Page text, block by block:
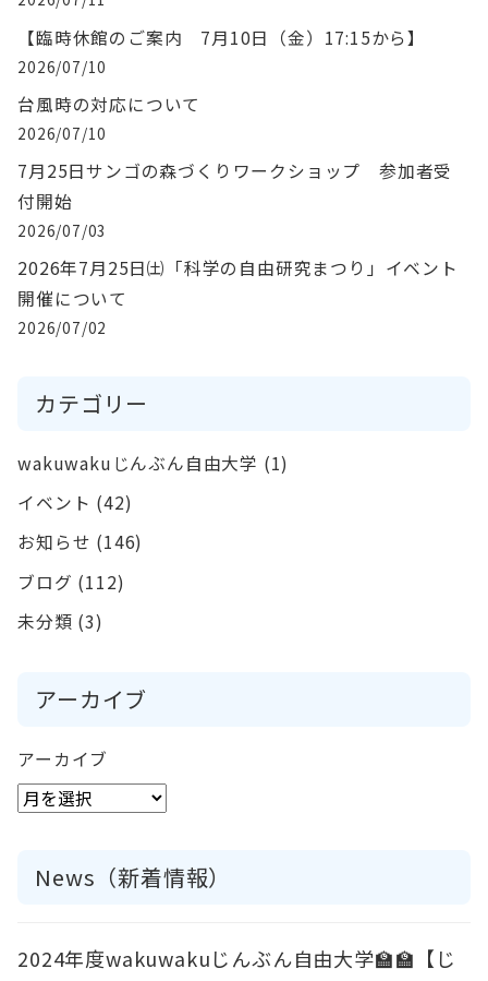
【臨時休館のご案内 7月10日（金）17:15から】
2026/07/10
台風時の対応について
2026/07/10
7月25日サンゴの森づくりワークショップ 参加者受
付開始
2026/07/03
2026年7月25日㈯「科学の自由研究まつり」イベント
開催について
2026/07/02
カテゴリー
wakuwakuじんぶん自由大学 (1)
イベント (42)
お知らせ (146)
ブログ (112)
未分類 (3)
アーカイブ
アーカイブ
News（新着情報）
2024年度wakuwakuじんぶん自由大学🏫🏫【じ